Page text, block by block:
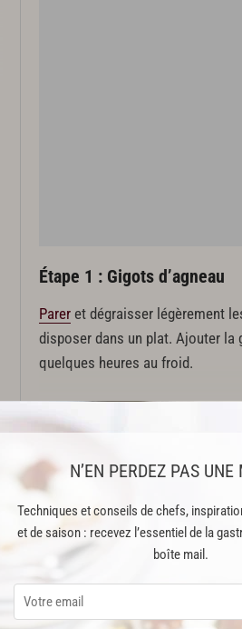
N’EN PERDEZ PAS UNE
Techniques et conseils de chefs,
et de saison : recevez l’essentiel de la
boîte mail.
Étape 1 : Gigots d’agneau
Pareret dégraisser légèrement
disposer dans un plat. Ajouter la
quelques heures au froid.
Mettre les gigots à rôtir à la
broche à feu modéré. Terminer
température à cœur atteigne de
atteindre une température finale à
Cette recette est issue du livre "Grand